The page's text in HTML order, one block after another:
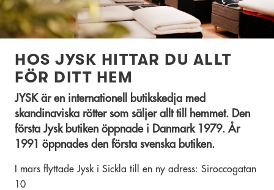
HOS JYSK HITTAR DU ALLT
FÖR DITT HEM
JYSK är en internationell butikskedja med
skandinaviska rötter som säljer allt till hemmet. Den
första Jysk butiken öppnade i Danmark 1979. År
1991 öppnades den första svenska butiken.
I mars flyttade Jysk i Sickla till en ny adress: Siroccogatan
10